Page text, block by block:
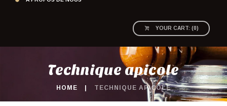
YOUR CART: (0)
Technique apicole
HOME TECHNIQUE APICOLE